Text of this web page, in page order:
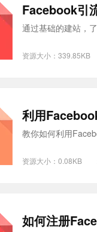
Facebook引
通过基础的建站，
资源大小：339.85KB
利⽤
教你如何利用
资源大小：0.08KB
如何注册